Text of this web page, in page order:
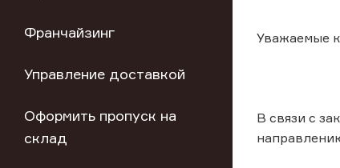
Франчайзинг
Управление доставкой
Оформить пропуск на
склад
Уважаемые
В связи с